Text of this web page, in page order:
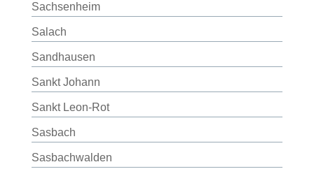
Sachsenheim
Salach
Sandhausen
Sankt Johann
Sankt Leon-Rot
Sasbach
Sasbachwalden